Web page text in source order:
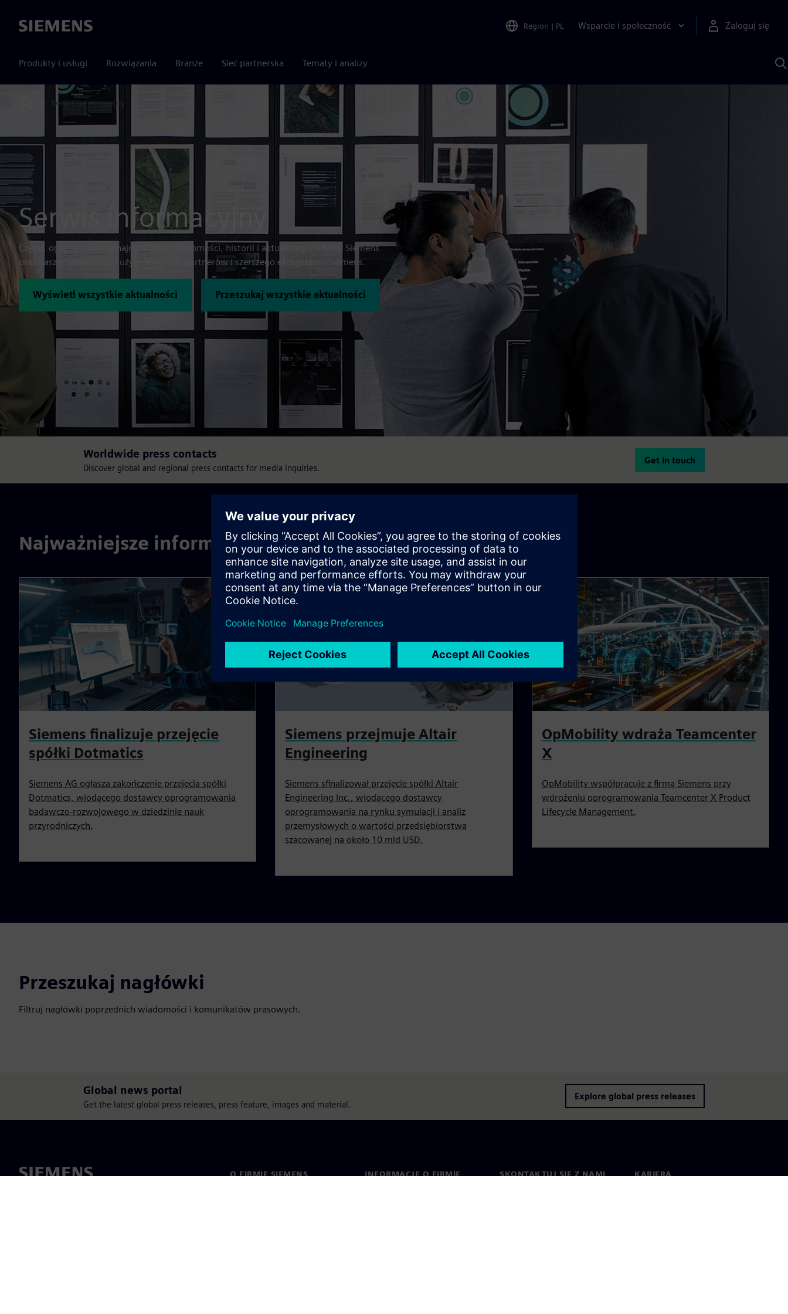
Siemens Region | PL Wsparcie i społeczność Zaloguj się
Produkty i usługi Rozwiązania Branże Sieć partnerska Tematy i analizy
Serwis informacyjny
Serwis informacyjny
Czytaj, oglądaj i słuchaj najnowszych wiadomości, historii i aktualizacji od firmy Siemens
oraz naszej społeczności użytkowników, partnerów i szerszego ekosystemu Siemens.
Wyświetl wszystkie aktualności Przeszukaj wszystkie aktualności
Worldwide press contacts
Discover global and regional press contacts for media inquiries.
Get in touch
Najważniejsze informacje
Siemens finalizuje przejęcie
spółki Dotmatics
Siemens AG ogłasza zakończenie przejęcia spółki
Dotmatics, wiodącego dostawcy oprogramowania
badawczo-rozwojowego w dziedzinie nauk
przyrodniczych.
Siemens przejmuje Altair
Engineering
Siemens sfinalizował przejęcie spółki Altair
Engineering Inc., wiodącego dostawcy
oprogramowania na rynku symulacji i analiz
przemysłowych o wartości przedsiębiorstwa
szacowanej na około 10 mld USD.
OpMobility wdraża Teamcenter
X
OpMobility współpracuje z firmą Siemens przy
wdrożeniu oprogramowania Teamcenter X Product
Lifecycle Management.
Przeszukaj nagłówki
Filtruj nagłówki poprzednich wiadomości i komunikatów prasowych.
Global news portal
Get the latest global press releases, press feature, images and material.
Explore global press releases
O FIRMIE SIEMENS INFORMACJE O FIRMIE SKONTAKTUJ SIĘ Z NAMI KARIERA